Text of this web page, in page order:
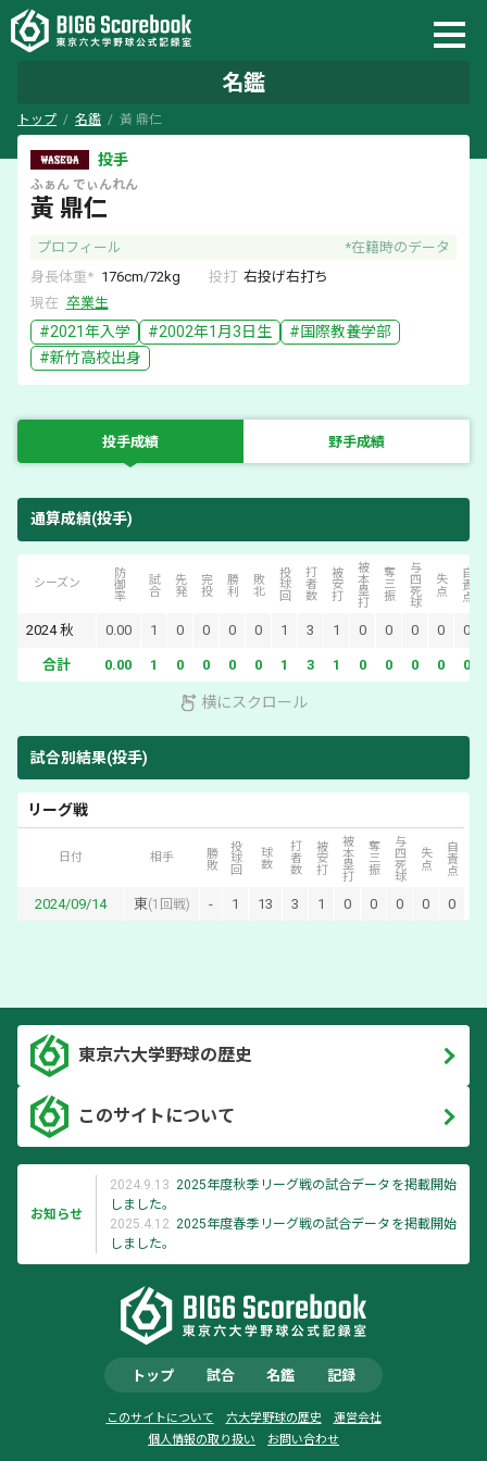
名鑑
トップ 名鑑 黃 鼎仁
投手
黃 鼎仁
ふぁん でぃんれん
プロフィール
*在籍時のデータ
身長体重* 176cm/72kg 投打 右投げ右打ち
現在 卒業生
#2021年入学 #2002年1月3日 生 #国際教養学部
#新竹高校出身
投手成績 野手成績
通算成績(投手)
シーズン 防御率 試合 先発 完投 勝利 敗北 投球回 打者数 被安打 被本塁打 奪三振 与四死球 失点 自責点
2024 秋 0.00 1 0 0 0 0 1 3 1 0 0 0 0 0
合計 0.00 1 0 0 0 0 1 3 1 0 0 0 0 0
横にスクロール
試合別結果(投手)
リーグ戦
日付 相手 勝敗 投球回 球数 打者数 被安打 被本塁打 奪三振 与四死球 失点 自責点
2024/09/14 東(1回戦) - 1 13 3 1 0 0 0 0 0
東京六大学野球の歴史
このサイトについて
お知らせ
2024.9.13 2025年度秋季リーグ戦の試合データを掲載開始
しました。
2025.4.12 2025年度春季リーグ戦の試合データを掲載開始
しました。
トップ 試合 名鑑 記録
このサイトについて 六大学野球の歴史
運営会社
個人情報の取り扱い
お問い合わせ